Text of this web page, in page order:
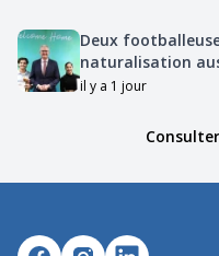
Deux
naturalisation
il y a 1 jour